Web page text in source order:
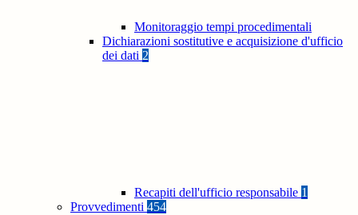
Monitoraggio tempi procedimentali
Dichiarazioni sostitutive e acquisizione d'ufficio
dei dati 2
Recapiti dell'ufficio responsabile 1
Provvedimenti 454